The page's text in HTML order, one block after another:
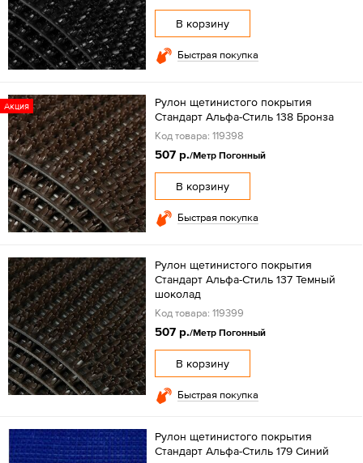
В корзину
Быстрая покупка
Акция
Рулон щетинистого покрытия
Стандарт Альфа-Стиль 138 Бронза
Код товара: 119398
507 р./Метр Погонный
В корзину
Быстрая покупка
Рулон щетинистого покрытия
Стандарт Альфа-Стиль 137 Темный
шоколад
Код товара: 119399
507 р./Метр Погонный
В корзину
Быстрая покупка
Рулон щетинистого покрытия
Стандарт Альфа-Стиль 179 Синий